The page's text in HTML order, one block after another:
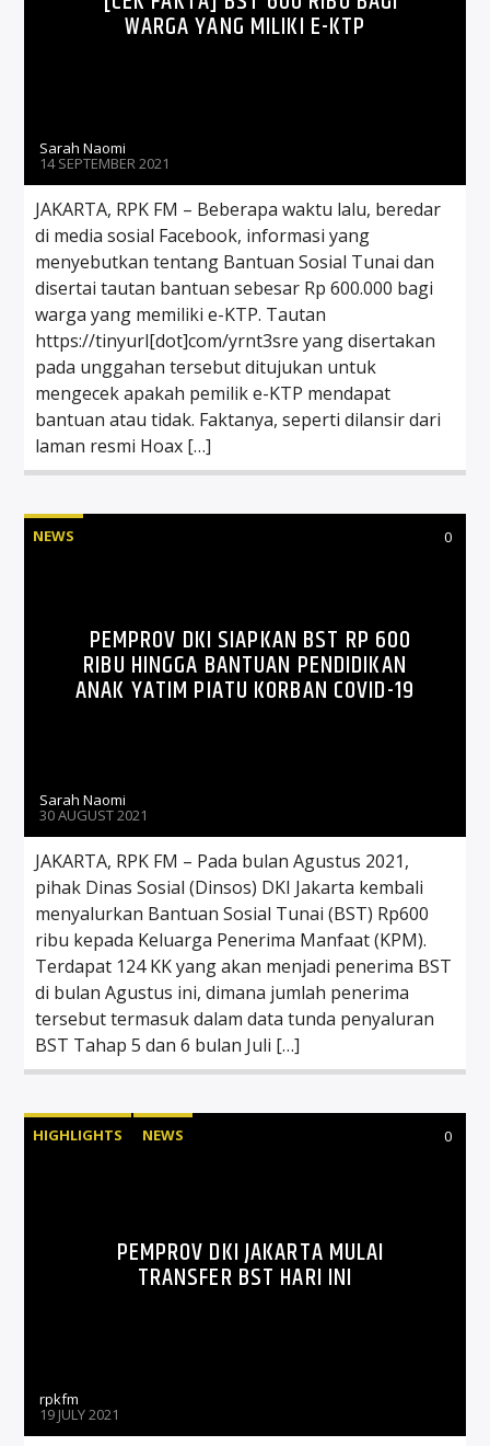
WARGA YANG MILIKI E-KTP
Sarah Naomi
14 SEPTEMBER 2021
JAKARTA, RPK FM – Beberapa waktu lalu, beredar
di media sosial Facebook, informasi yang
menyebutkan tentang Bantuan Sosial Tunai dan
disertai tautan bantuan sebesar Rp 600.000 bagi
warga yang memiliki e-KTP. Tautan
https://tinyurl[dot]com/yrnt3sre yang disertakan
pada unggahan tersebut ditujukan untuk
mengecek apakah pemilik e-KTP mendapat
bantuan atau tidak. Faktanya, seperti dilansir dari
laman resmi Hoax […]
NEWS 0
PEMPROV DKI SIAPKAN BST RP 600
RIBU HINGGA BANTUAN PENDIDIKAN
ANAK YATIM PIATU KORBAN COVID-19
Sarah Naomi
30 AUGUST 2021
JAKARTA, RPK FM – Pada bulan Agustus 2021,
pihak Dinas Sosial (Dinsos) DKI Jakarta kembali
menyalurkan Bantuan Sosial Tunai (BST) Rp600
ribu kepada Keluarga Penerima Manfaat (KPM).
Terdapat 124 KK yang akan menjadi penerima BST
di bulan Agustus ini, dimana jumlah penerima
tersebut termasuk dalam data tunda penyaluran
BST Tahap 5 dan 6 bulan Juli […]
HIGHLIGHTS NEWS 0
PEMPROV DKI JAKARTA MULAI
TRANSFER BST HARI INI
rpkfm
19 JULY 2021